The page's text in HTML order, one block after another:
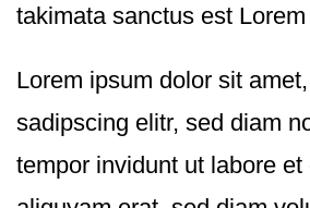
takimata sanctus est
Lorem ipsum dolor sit
sadipscing elitr, sed diam
tempor invidunt ut labore